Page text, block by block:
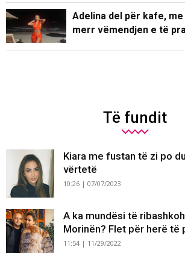
Adelina del për kafe,
merr vëmendjen e të
Të fundit
Kiara me fustan të zi po
vërtetë
10:26 | 07/07/2023
A ka mundësi të
Morinën? Flet për herë të
11:54 | 11/29/2022